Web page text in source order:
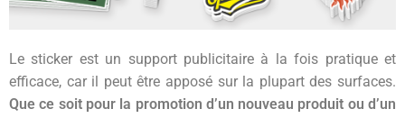
Le sticker est un support publicitaire à la fois pratique et
efficace, car il peut être apposé sur la plupart des surfaces.
Que ce soit pour la promotion d’un nouveau produit ou d’un